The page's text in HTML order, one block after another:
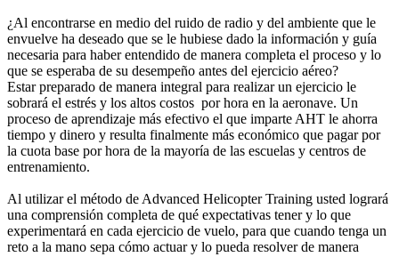
¿Al encontrarse en medio del ruido de radio y del ambiente que le
envuelve ha deseado que se le hubiese dado la información y guía
necesaria para haber entendido de manera completa el proceso y lo
que se esperaba de su desempeño antes del ejercicio aéreo?
Estar preparado de manera integral para realizar un ejercicio le
sobrará el estrés y los altos costos por hora en la aeronave. Un
proceso de aprendizaje más efectivo el que imparte AHT le ahorra
tiempo y dinero y resulta finalmente más económico que pagar por
la cuota base por hora de la mayoría de las escuelas y centros de
entrenamiento.
Al utilizar el método de Advanced Helicopter Training usted logrará
una comprensión completa de qué expectativas tener y lo que
experimentará en cada ejercicio de vuelo, para que cuando tenga un
reto a la mano sepa cómo actuar y lo pueda resolver de manera